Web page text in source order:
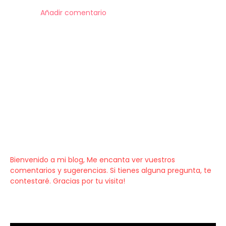
Añadir comentario
Bienvenido a mi blog, Me encanta ver vuestros
comentarios y sugerencias. Si tienes alguna pregunta, te
contestaré. Gracias por tu visita!